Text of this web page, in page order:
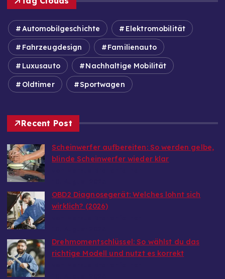
Automobilgeschichte Elektromobilität
Fahrzeugdesign Familienauto
Luxusauto Nachhaltige Mobilität
Oldtimer Sportwagen
Recent Post
Scheinwerfer aufbereiten: So werden gelbe,
blinde Scheinwerfer wieder klar
OBD2 Diagnosegerät: Welches lohnt sich
wirklich? (2026)
Drehmomentschlüssel: So wählst du das
richtige Modell und nutzt es korrekt